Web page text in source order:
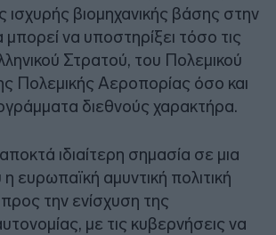
ισχυρής βιομηχανικής βάσης στην
να υποστηρίξει τόσο τις
Στρατού, του Πολεμικού
Πολεμικής Αεροπορίας όσο και
διεθνούς χαρακτήρα.
ιδιαίτερη σημασία σε μια
ευρωπαϊκή αμυντική πολιτική
την ενίσχυση της
με τις κυβερνήσεις να